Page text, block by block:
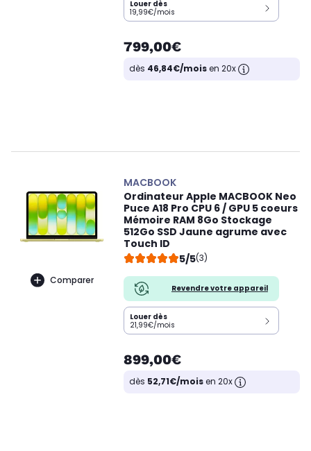
Louer dès
19,99€/mois
799,00€
dès 46,84€/moisen 20x
Comparer
MACBOOK
Ordinateur Apple MACBOOK Neo
Puce A18 Pro CPU 6 / GPU 5 coeurs
Mémoire RAM 8Go Stockage
512Go SSD Jaune agrume avec
Touch ID
5/5(3)
Revendre votre appareil
Louer dès
21,99€/mois
899,00€
dès 52,71€/moisen 20x